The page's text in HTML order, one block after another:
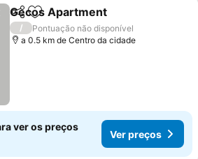
PartilharAdicionar aos favoritos
Gecos Apartment
/
Pontuação não disponível
a 0.5 km de Centro da cidade
ver os preços
Ver preços